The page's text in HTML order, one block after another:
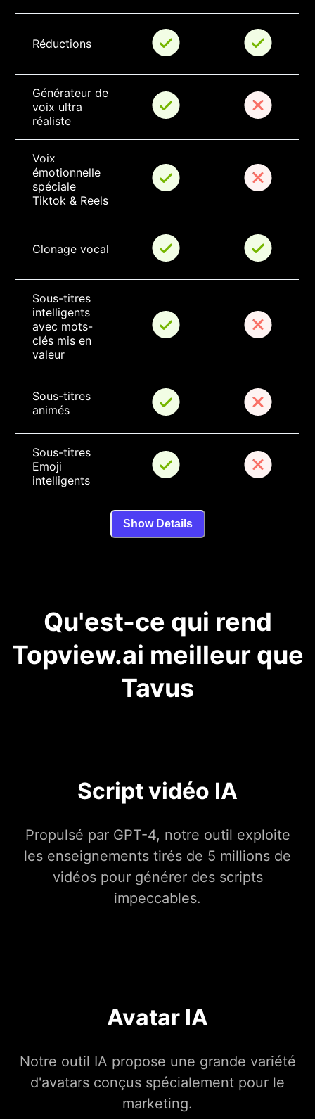
Réductions
Générateur de
voix ultra
réaliste
Voix
émotionnelle
spéciale
Tiktok & Reels
Clonage vocal
Sous-titres
intelligents
avec mots-
clés mis en
valeur
Sous-titres
animés
Sous-titres
Emoji
intelligents
Show Details
Qu'est-ce qui rend
Topview.ai meilleur que
Tavus
Script vidéo IA
Propulsé par GPT-4, notre outil exploite
les enseignements tirés de 5 millions de
vidéos pour générer des scripts
impeccables.
Avatar IA
Notre outil IA propose une grande variété
d'avatars conçus spécialement pour le
marketing.